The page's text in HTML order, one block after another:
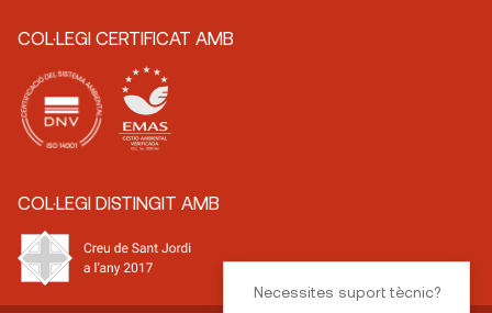
COL·LEGI CERTIFICAT AMB
COL·LEGI DISTINGIT AMB
Necessites suport tècnic?